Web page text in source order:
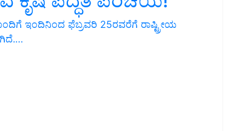
ಇಂದಿನಿಂದ ಫೆಬ್ರವರಿ 25ರವರೆಗೆ ರಾಷ್ಟ್ರೀಯ